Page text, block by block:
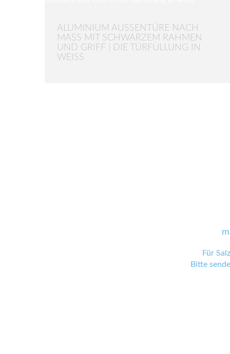
ALUMINIUM AUSSENTÜRE NACH M
ASS MIT SCHWARZEM RAHMEN UN
D GRIFF | DIE TÜRFÜLLUNG IN WE
ISS
Für
Bitte